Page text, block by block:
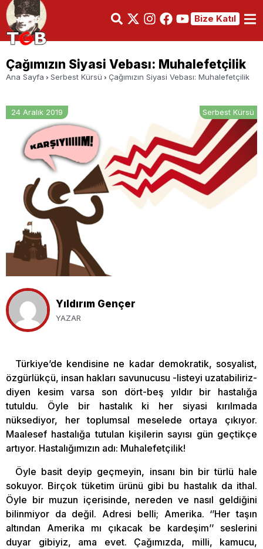
Bize Katıl
Çağımızın Siyasi Vebası: Muhalefetçilik
Ana Sayfa Serbest Kürsü Çağımızın Siyasi Vebası: Muhalefetçilik
24 Aralık 2019 Serbest Kürsü
Yıldırım Gençer
YAZAR
Türkiye’de kendisine ne kadar demokratik, sosyalist,
özgürlükçü, insan hakları savunucusu -listeyi uzatabiliriz-
diyen kesim varsa son dört-beş yıldır bir hastalığa
tutuldu. Öyle bir hastalık ki her siyasi kırılmada
nüksediyor, her toplumsal meselede ortaya çıkıyor.
Maalesef hastalığa tutulan kişilerin sayısı gün geçtikçe
artıyor. Hastalığımızın adı: Muhalefetçilik!
Öyle basit deyip geçmeyin, insanı bin bir türlü hale
sokuyor. Birçok tüketim ürünü gibi bu hastalık da ithal.
Öyle bir muzun içerisinde, nereden ve nasıl geldiğini
bilinmiyor da değil. Adresi belli; Amerika. ‘’Her taşın
altından Amerika mı çıkacak be kardeşim’’ seslerini
duyar gibiyiz, ama evet. Çağımızda, milli, kamucu,